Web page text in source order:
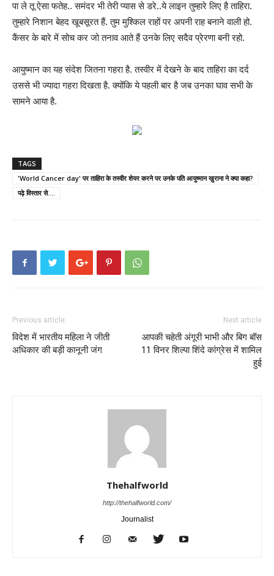
पा ले तू ऐसा फतेह.. समंदर भी तेरी प्यास से डरे..ये लाइन तुम्हारे लिए है ताहिरा.
तुम्हारे निशान बेहद खूबसूरत हैं. तुम मुश्किल राहों पर अपनी राह बनाने वाली हो.
कैंसर के बारे में सोच कर जो तनाव आते हैं उनके लिए सदैव प्रेरणा बनी रहो.
आयुष्मान का यह संदेश जितना गहरा है. तस्वीर में देखने के बाद ताहिरा का दर्द
उससे भी ज्यादा गहरा दिखता है. क्योंकि ये पहली बार है जब उनका घाव सभी के
सामने आया है.
TAGS
'World Cancer day' पर ताहिरा के तस्वीर शेयर करने पर उनके पति आयुष्मान खुराना ने क्या कहा?
पढ़े विस्तार से....
Previous article
विदेश में भारतीय महिला ने जीती
अधिकार की बड़ी कानूनी जंग
Next article
आपकी चहेती अंगूरी भाभी और बिग बॉस
11 विनर शिल्पा शिंदे कांग्रेस में शामिल
हुई
Thehalfworld
http://thehalfworld.com/
Journalist